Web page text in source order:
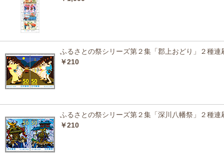
ふるさとの祭シリーズ第２集「郡上おどり」２種連
￥210
ふるさとの祭シリーズ第２集「深川八幡祭」２種連
￥210